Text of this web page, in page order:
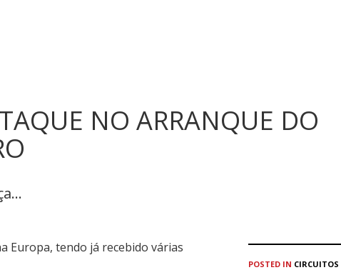
NO ARRANQUE DO
Europa, tendo já recebido várias
POSTED IN CIRCUITOS